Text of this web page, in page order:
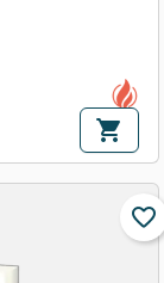
shopping_cart
favorite_border